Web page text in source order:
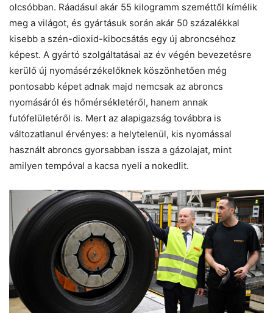
olcsóbban. Ráadásul akár 55 kilogramm szeméttől kímélik
meg a világot, és gyártásuk során akár 50 százalékkal
kisebb a szén-dioxid-kibocsátás egy új abroncséhoz
képest. A gyártó szolgáltatásai az év végén bevezetésre
kerülő új nyomásérzékelőknek köszönhetően még
pontosabb képet adnak majd nemcsak az abroncs
nyomásáról és hőmérsékletéről, hanem annak
futófelületéről is. Mert az alapigazság továbbra is
változatlanul érvényes: a helytelenül, kis nyomással
használt abroncs gyorsabban issza a gázolajat, mint
amilyen tempóval a kacsa nyeli a nokedlit.